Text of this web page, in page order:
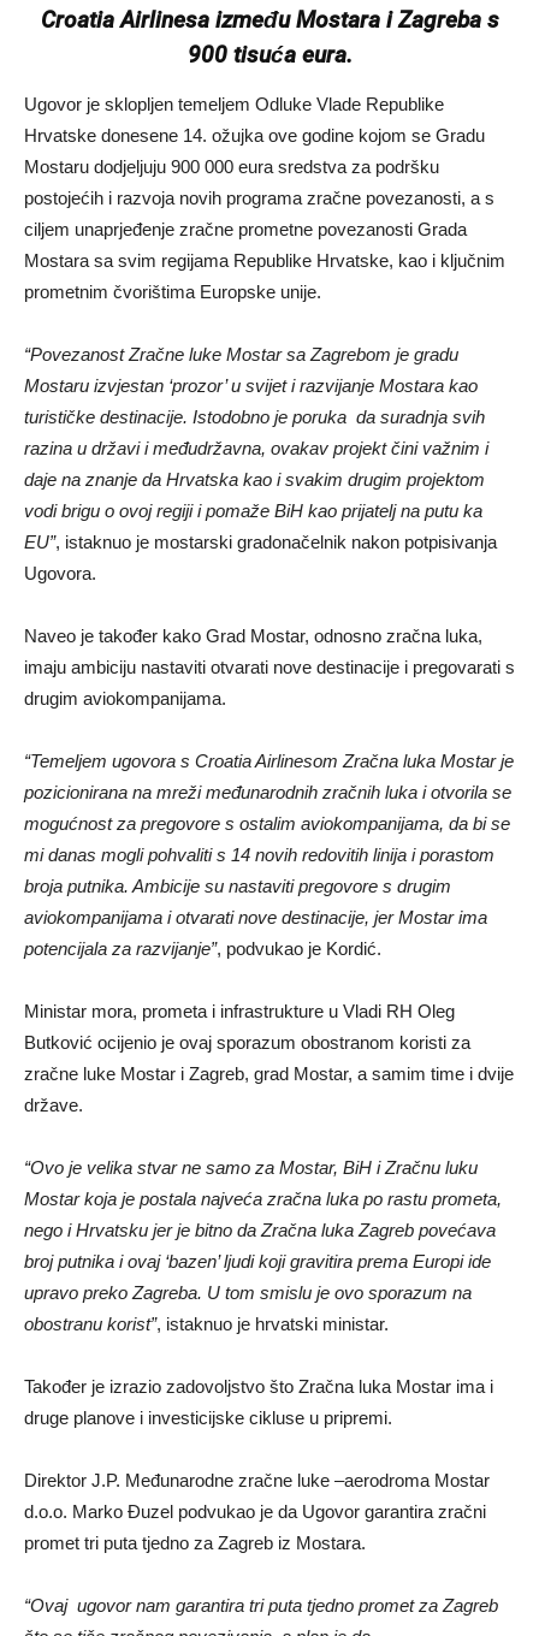
Croatia Airlinesa između Mostara i Zagreba s
900 tisuća eura.
Ugovor je sklopljen temeljem Odluke Vlade Republike
Hrvatske donesene 14. ožujka ove godine kojom se Gradu
Mostaru dodjeljuju 900 000 eura sredstva za podršku
postojećih i razvoja novih programa zračne povezanosti, a s
ciljem unaprjeđenje zračne prometne povezanosti Grada
Mostara sa svim regijama Republike Hrvatske, kao i ključnim
prometnim čvorištima Europske unije.
“Povezanost Zračne luke Mostar sa Zagrebom je gradu
Mostaru izvjestan ‘prozor’ u svijet i razvijanje Mostara kao
turističke destinacije. Istodobno je poruka da suradnja svih
razina u državi i međudržavna, ovakav projekt čini važnim i
daje na znanje da Hrvatska kao i svakim drugim projektom
vodi brigu o ovoj regiji i pomaže BiH kao prijatelj na putu ka
EU”, istaknuo je mostarski gradonačelnik nakon potpisivanja
Ugovora.
Naveo je također kako Grad Mostar, odnosno zračna luka,
imaju ambiciju nastaviti otvarati nove destinacije i pregovarati s
drugim aviokompanijama.
“Temeljem ugovora s Croatia Airlinesom Zračna luka Mostar je
pozicionirana na mreži međunarodnih zračnih luka i otvorila se
mogućnost za pregovore s ostalim aviokompanijama, da bi se
mi danas mogli pohvaliti s 14 novih redovitih linija i porastom
broja putnika. Ambicije su nastaviti pregovore s drugim
aviokompanijama i otvarati nove destinacije, jer Mostar ima
potencijala za razvijanje”, podvukao je Kordić.
Ministar mora, prometa i infrastrukture u Vladi RH Oleg
Butković ocijenio je ovaj sporazum obostranom koristi za
zračne luke Mostar i Zagreb, grad Mostar, a samim time i dvije
države.
“Ovo je velika stvar ne samo za Mostar, BiH i Zračnu luku
Mostar koja je postala najveća zračna luka po rastu prometa,
nego i Hrvatsku jer je bitno da Zračna luka Zagreb povećava
broj putnika i ovaj ‘bazen’ ljudi koji gravitira prema Europi ide
upravo preko Zagreba. U tom smislu je ovo sporazum na
obostranu korist”, istaknuo je hrvatski ministar.
Također je izrazio zadovoljstvo što Zračna luka Mostar ima i
druge planove i investicijske cikluse u pripremi.
Direktor J.P. Međunarodne zračne luke –aerodroma Mostar
d.o.o. Marko Đuzel podvukao je da Ugovor garantira zračni
promet tri puta tjedno za Zagreb iz Mostara.
“Ovaj ugovor nam garantira tri puta tjedno promet za Zagreb